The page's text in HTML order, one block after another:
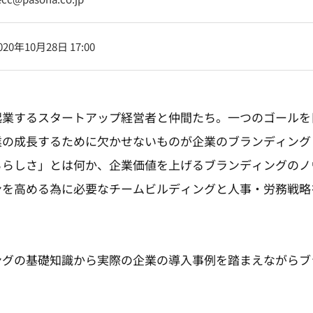
年10月28日 17:00
するスタートアップ経営者と仲間たち。一つのゴール
成長するために欠かせないものが企業のブランディン
しさ」とは何か、企業価値を上げるブランディングの
高める為に必要なチームビルディングと人事・労務戦
の基礎知識から実際の企業の導入事例を踏まえながら